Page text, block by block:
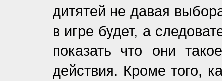
дитятей не давая
в игре будет, а
показать что они
действия. Кроме того,